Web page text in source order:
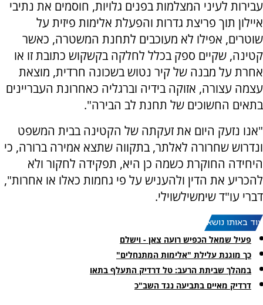
עבירות לעיני המצלמות בפנים גלויות, חוסמים את נתיבי
איילון תוך פריצת גדרות והפעלת אלימות פיזית על
שוטרים, אפילו לא מעוכבים לתחנת המשטרה, כאשר
קטינה, שקיים ספק בכלל לחלקה בקשקוש כתובת זו או
אחרת על מבנה של קיר נטוש בשכונה חרדית, מוצאת
עצמה עצורה, אזוקה בידיה וברגליה כאחרונת העבריינים
בתאים החשוכים של תחנת לב הבירה".
"אנו נזעק היום את זעקתה של הקטינה בבית המשפט
ונדרוש שחרורה לאלתר, בתקווה שתצא אמירה ברורה, כי
היחידה החוקרת כשמה כן היא, תפקידה לחקור ולא
להכריע את הדין ולהעניש על פי גחמות כאלו או אחרות",
דברי עו"ד שימשילשוילי.
עוד באותו נושא:
פעיל שמאל הכפיש רועה צאן - וישלם
כך מוגנת עלילת "אלימות המתנחלים"
במהלך שביתת הרעב: טל דרדיק התעלף בתאו
דרדיק מאיים בתביעה נגד השב"כ